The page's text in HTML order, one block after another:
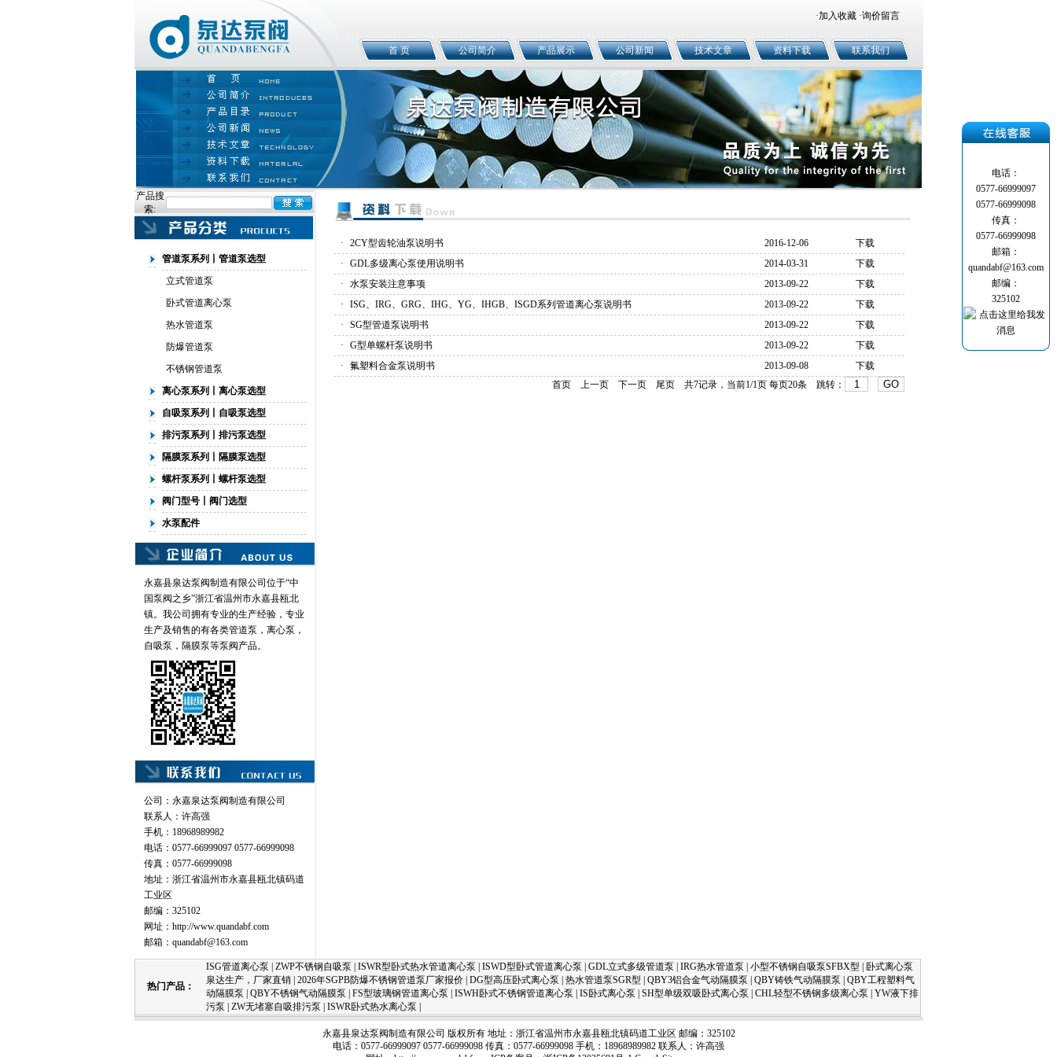
·加入收藏 ·询价留言
首 页 公司简介 产品展示 公司新闻 技术文章 资料下载 联系我们
产品搜
索:
管道泵系列丨管道泵选型
立式管道泵
卧式管道离心泵
热水管道泵
防爆管道泵
不锈钢管道泵
离心泵系列丨离心泵选型
自吸泵系列丨自吸泵选型
排污泵系列丨排污泵选型
隔膜泵系列丨隔膜泵选型
螺杆泵系列丨螺杆泵选型
阀门型号丨阀门选型
水泵配件
永嘉县泉达泵阀制造有限公司位于“中
国泵阀之乡”浙江省温州市永嘉县瓯北
镇。我公司拥有专业的生产经验，专业
生产及销售的有各类管道泵 ，离心泵，
自吸泵，隔膜泵等泵阀产品。
公司：永嘉泉达泵阀制造有限公司
联系人：许高强
手机：18968989982
电话：0577-66999097 0577-66999098
传真：0577-66999098
地址：浙江省温州市永嘉县瓯北镇码道
工业区
邮编：325102
网址： http://www.quandabf.com
邮箱： quandabf@163.com
· 2CY型齿轮油泵说明书 2016-12-06
下载
·
GDL多级离心泵使用说明书 2014-03-31
下载
·
水泵安装注意事项 2013-09-22
下载
·
ISG、IRG、GRG、IHG、YG、IHGB、ISGD系列管道离心泵说明书 2013-09-22
下载
·
SG型管道泵说明书 2013-09-22
下载
·
G型单螺杆泵说明书 2013-09-22
下载
·
氟塑料合金泵说明书 2013-09-08
下载
首页
上一页 下一页 尾页 共7记录，当前1/1页 每页20条 跳转： GO
热门产品：
ISG管道离心泵 ZWP不锈钢自吸泵 ISWR型卧式热水管道离心泵 ISWD型卧式管道离心泵 GDL立式多级管道泵 IRG热水管道泵 小型不锈钢自吸泵SFBX型
卧式离心泵
泉达生产，厂家直销| 2026年SGPB防爆不锈钢管道泵厂家报价| DG型高压卧式离心泵 热水管道泵SGR型 QBY3铝合金气动隔膜泵 QBY铸铁气动隔膜泵
QBY工程塑料气
动隔膜泵
QBY不锈钢气动隔膜泵 FS型玻璃钢管道离心泵 ISWH卧式不锈钢管道离心泵 IS卧式离心泵 SH型单级双吸卧式离心泵 CHL轻型不锈钢多级离心泵
YW液下排
污泵
ZW无堵塞自吸排污泵 ISWR卧式热水离心泵
永嘉县泉达泵阀制造有限公司 版权所有 地址：浙江省温州市永嘉县瓯北镇码道工业区 邮编：325102
电话：0577-66999097 0577-66999098 传真：0577-66999098 手机：18968989982 联系人：许高强
电话：
0577-66999097
0577-66999098
传真：
0577-66999098
邮箱：
quandabf@163.com
邮编：
325102